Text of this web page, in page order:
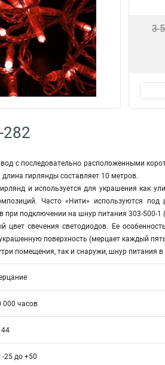
3
282
с последовательно расположенными
гирлянды составляет 10 метров.
и используется для украшения как
Часто «Нити» используются
при подключении на шнур питания 303-500-1
свечения светодиодов. Ее
поверхность (мерцает каждый
помещения, так и снаружи, шнур питания в
000 часов
44
-25 до +50